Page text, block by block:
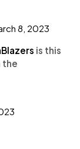
8, 2023
is this
the